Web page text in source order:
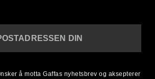
DIN
å motta Gaffas nyhetsbrev og aksepterer